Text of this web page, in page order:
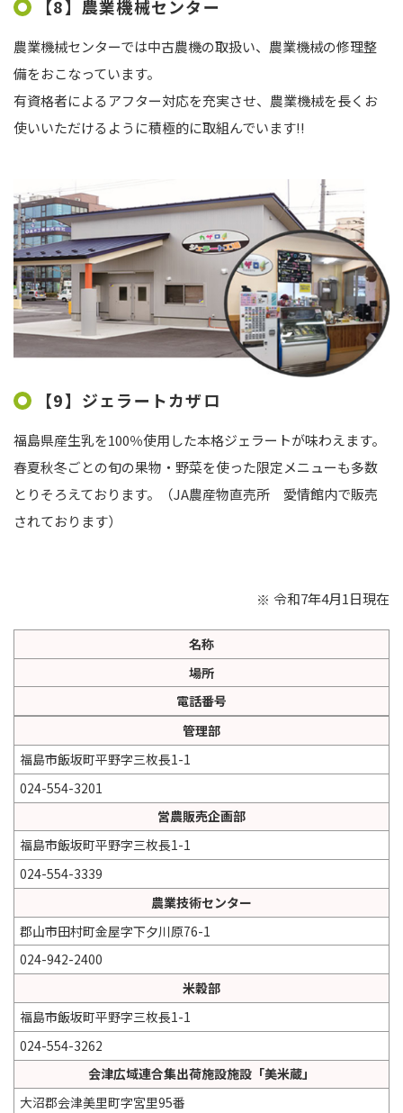
【8】農業機械センター
農業機械センターでは中古農機の取扱い、農業機械の修理整
備をおこなっています。
有資格者によるアフター対応を充実させ、農業機械を長くお
使いいただけるように積極的に取組んでいます!!
【9】ジェラートカザロ
福島県産生乳を100％使用した本格ジェラートが味わえます。
春夏秋冬ごとの旬の果物・野菜を使った限定メニューも多数
とりそろえております。（JA農産物直売所 愛情館内で販売
されております）
令和7年4月1日現在
名称
場所
電話番号
管理部
福島市飯坂町平野字三枚長1-1
024-554-3201
営農販売企画部
福島市飯坂町平野字三枚長1-1
024-554-3339
農業技術センター
郡山市田村町金屋字下夕川原76-1
024-942-2400
米穀部
福島市飯坂町平野字三枚長1-1
024-554-3262
会津広域連合集出荷施設施設「美米蔵」
大沼郡会津美里町字宮里95番